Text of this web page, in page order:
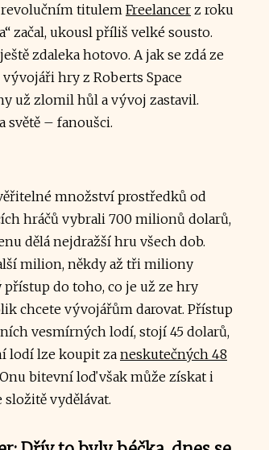
revolučním titulemFreelancer z roku
začal, ukousl příliš velké sousto.
zdaleka hotovo. A jak se zdá ze
hry z Roberts Space
už zlomil hůl a vývoj zastavil.
světě – fanoušci.
množství prostředků od
hráčů vybrali 700 milionů dolarů,
dělá nejdražší hru všech dob.
milion, někdy až tři miliony
přístup do toho, co je už ze hry
chcete vývojářům darovat. Přístup
vesmírných lodí, stojí 45 dolarů,
lodí lze koupit zaneskutečných 48
bitevní loď však může získat i
vydělávat.